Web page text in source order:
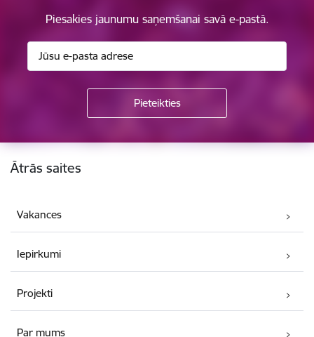
Piesakies jaunumu saņemšanai savā e-pastā.
Kājene
Ātrās saites
Vakances
Iepirkumi
Projekti
Par mums